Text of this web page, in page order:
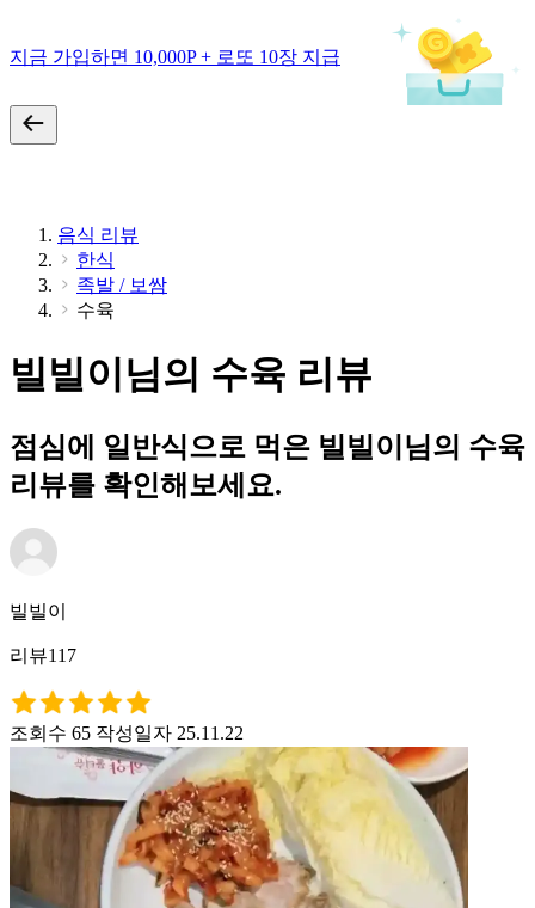
지금 가입하면 10,000P + 로또 10장 지급
음식 리뷰
한식
족발 / 보쌈
수육
빌빌이님의 수육 리뷰
점심에 일반식으로 먹은 빌빌이님의 수육
리뷰를 확인해보세요.
빌빌이
리뷰117
조회수 65 작성일자 25.11.22